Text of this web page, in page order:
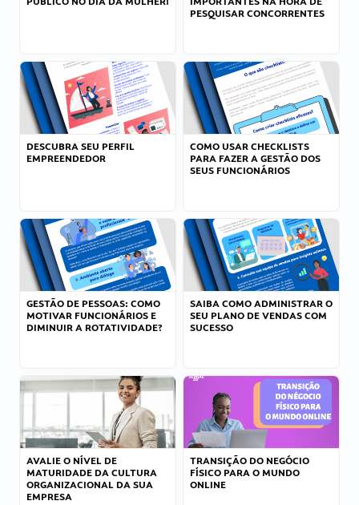
PESQUISAR CONCORRENTES
DESCUBRA SEU PERFIL
EMPREENDEDOR
COMO USAR CHECKLISTS
PARA FAZER A GESTÃO DOS
SEUS FUNCIONÁRIOS
GESTÃO DE PESSOAS: COMO
MOTIVAR FUNCIONÁRIOS E
DIMINUIR A ROTATIVIDADE?
SAIBA COMO ADMINISTRAR O
SEU PLANO DE VENDAS COM
SUCESSO
AVALIE O NÍVEL DE
MATURIDADE DA CULTURA
ORGANIZACIONAL DA SUA
EMPRESA
TRANSIÇÃO DO NEGÓCIO
FÍSICO PARA O MUNDO
ONLINE